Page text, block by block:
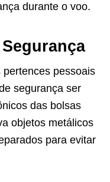
durante o voo.
pessoais
segurança ser
das bolsas
objetos metálicos
para evitar